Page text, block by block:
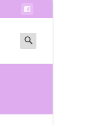
Search
for: